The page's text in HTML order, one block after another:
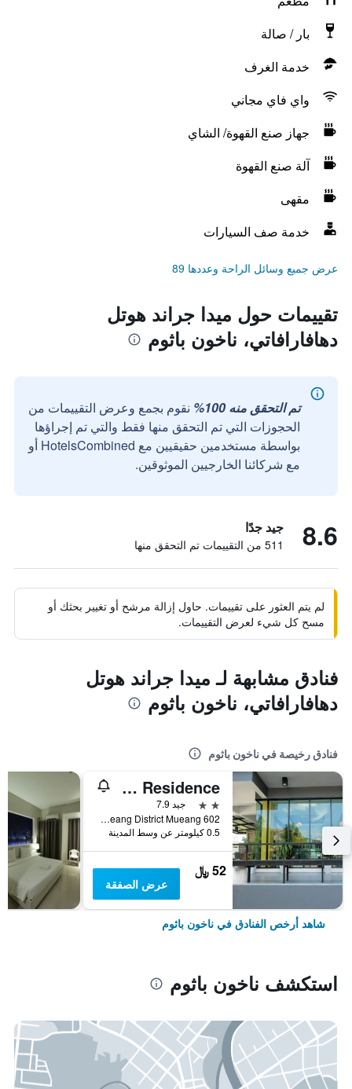
بار / صالة
خدمة الغرف
واي فاي مجاني
جهاز صنع القهوة/ الشاي
آلة صنع القهوة
مقهى
خدمة صف السيارات
عرض جميع وسائل الراحة وعددها 89
تقييمات حول ميدا جراند هوتل
دهافارافاتي، ناخون باثوم
تم التحقق منه 100%
نقوم بجمع وعرض التقييمات من
الحجوزات التي تم التحقق منها فقط والتي تم إجراؤها
بواسطة مستخدمين حقيقيين مع HotelsCombined أو
مع شركائنا الخارجيين الموثوقين.
8.6 جيد جدًا
511 من التقييمات تم التحقق منها
لم يتم العثور على تقييمات. حاول إزالة مرشح أو تغيير بحثك أو
مسح كل شيء لعرض التقييمات.
فنادق مشابهة لـ ميدا جراند هوتل
دهافارافاتي، ناخون باثوم
فنادق رخيصة في ناخون باثوم
Baan Jumpa Residence
2 نجمتين
جيد 7.9
602 Rodfaitawantok 14 Road Mueang District Mueang, ناخون باثوم, تايلاند
0.5 كيلومتر عن وسط المدينة
52 ﷼
عرض الصفقة
شاهد أرخص الفنادق في ناخون باثوم
استكشف ناخون باثوم